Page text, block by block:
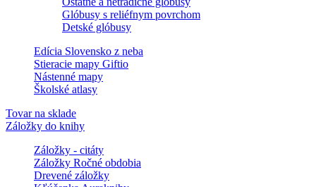
Glóbusy s reliéfnym povrchom
Detské glóbusy
Edícia Slovensko z neba
Stieracie mapy Giftio
Nástenné mapy
Školské atlasy
Tovar na sklade
Záložky do knihy
Záložky - citáty
Záložky Ročné obdobia
Drevené záložky